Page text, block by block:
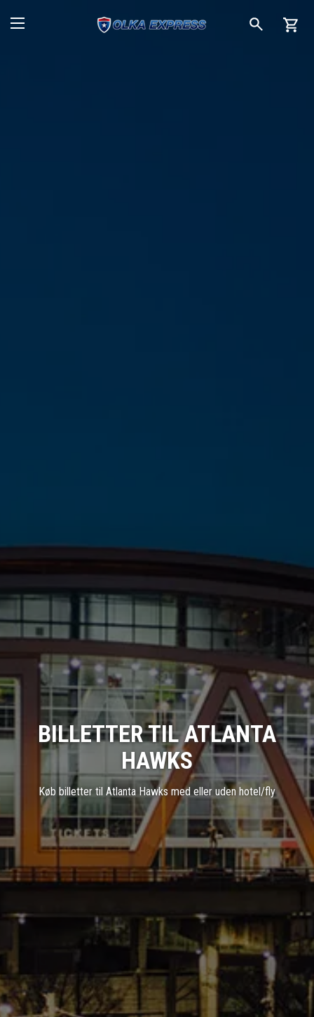
BILLETTER TIL ATLANTA
HAWKS
Køb billetter til Atlanta Hawks med eller uden hotel/fly